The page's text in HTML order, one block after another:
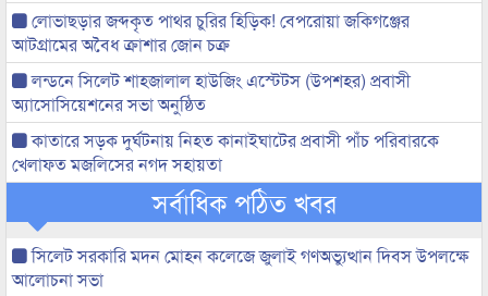
লোভাছড়ার জব্দকৃত পাথর চুরির হিড়িক! বেপরোয়া জকিগঞ্জের
আটগ্রামের অবৈধ ক্রাশার জোন চক্র
লন্ডনে সিলেট শাহজালাল হাউজিং এস্টেটস (উপশহর) প্রবাসী
অ্যাসোসিয়েশনের সভা অনুষ্ঠিত
কাতারে সড়ক দুর্ঘটনায় নিহত কানাইঘাটের প্রবাসী পাঁচ পরিবারকে
খেলাফত মজলিসের নগদ সহায়তা
সর্বাধিক পঠিত খবর
সিলেট সরকারি মদন মোহন কলেজে জুলাই গণঅভ্যুত্থান দিবস উপলক্ষে
আলোচনা সভা